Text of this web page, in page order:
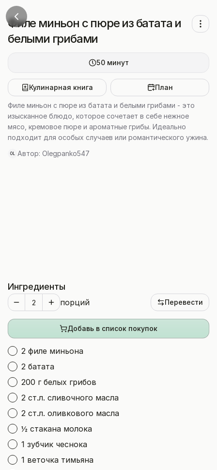
Филе миньон с пюре из батата и
белыми грибами
50 минут
Кулинарная книга План
Филе миньон с пюре из батата и белыми грибами - это
изысканное блюдо, которое сочетает в себе нежное
мясо, кремовое пюре и ароматные грибы. Идеально
подходит для особых случаев или романтического ужина.
OL Автор: Olegpanko547
Ингредиенты
порций Перевести
Добавь в список покупок
2 филе миньона
2 батата
200 г белых грибов
2 ст.л. сливочного масла
2 ст.л. оливкового масла
½ стакана молока
1 зубчик чеснока
1 веточка тимьяна